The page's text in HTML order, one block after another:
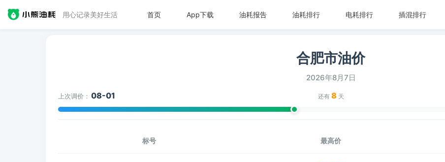
用心记录美好生活 首页 App下载 油耗报告 油耗排行 电耗排行 插混排行
合肥市油价
2026年8月7日
上次调价： 08-01 还有 8 天
标号 最高价